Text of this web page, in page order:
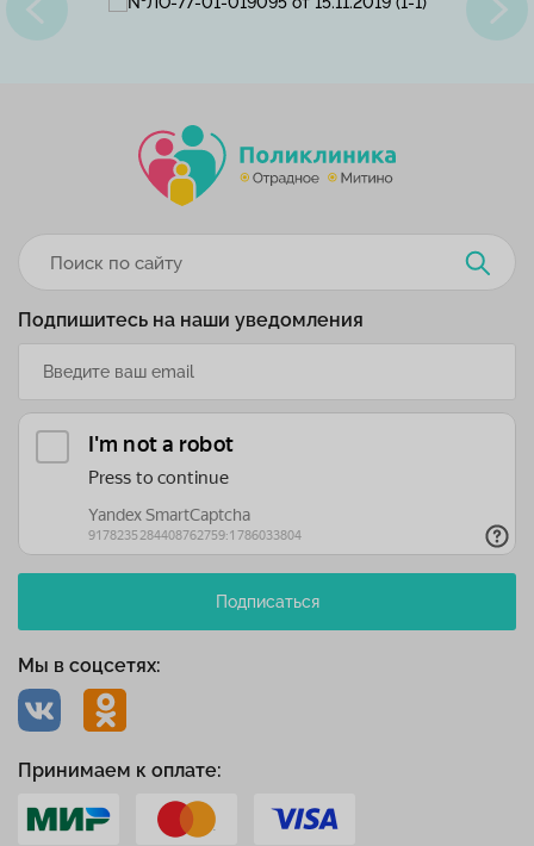
Мы в соцсетях:
Подпишитесь на наши уведомления
Подписаться
Принимаем к оплате: